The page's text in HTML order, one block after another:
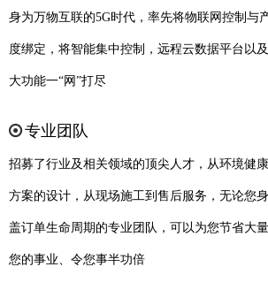
身为万物互联的5G时代，率先将物联网控制与
度绑定，将智能集中控制，远程云数据平台以
大功能一“网”打尽
专业团队
招募了行业及相关领域的顶尖人才，从环境健
方案的设计，从现场施工到售后服务，无论您
盖订单生命周期的专业团队，可以为您节省大
您的事业、令您事半功倍